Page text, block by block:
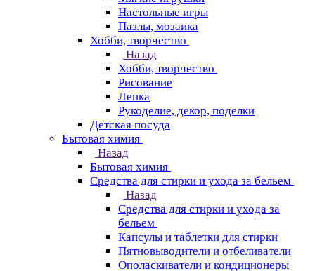
Настольные игры
Пазлы, мозаика
Хобби, творчество
Назад
Хобби, творчество
Рисование
Лепка
Рукоделие, декор, поделки
Детская посуда
Бытовая химия
Назад
Бытовая химия
Средства для стирки и ухода за бельем
Назад
Средства для стирки и ухода за
бельем
Капсулы и таблетки для стирки
Пятновыводители и отбеливатели
Ополаскиватели и кондиционеры